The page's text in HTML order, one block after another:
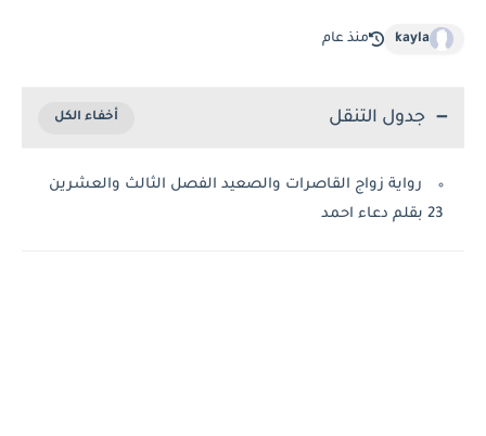
kayla منذ عام
جدول التنقل
رواية زواج القاصرات والصعيد الفصل الثالث والعشرين
23 بقلم دعاء احمد